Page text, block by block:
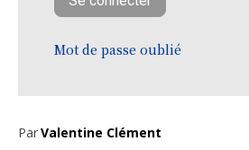
Mot de passe oublié
ParValentine Clément